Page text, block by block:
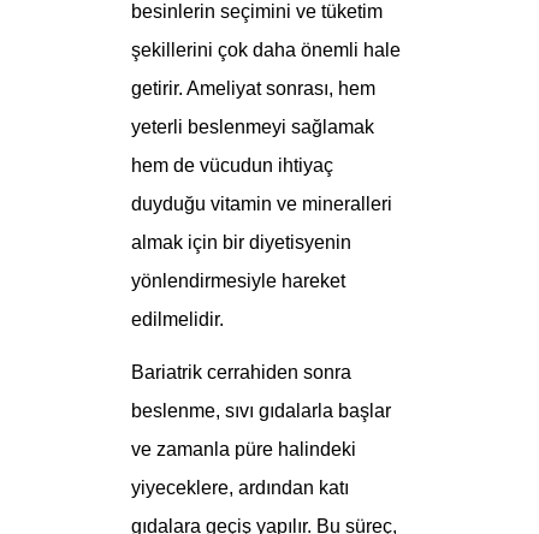
besinlerin seçimini ve tüketim
şekillerini çok daha önemli hale
getirir. Ameliyat sonrası, hem
yeterli beslenmeyi sağlamak
hem de vücudun ihtiyaç
duyduğu vitamin ve mineralleri
almak için bir diyetisyenin
yönlendirmesiyle hareket
edilmelidir.
Bariatrik cerrahiden sonra
beslenme, sıvı gıdalarla başlar
ve zamanla püre halindeki
yiyeceklere, ardından katı
gıdalara geçiş yapılır. Bu süreç,